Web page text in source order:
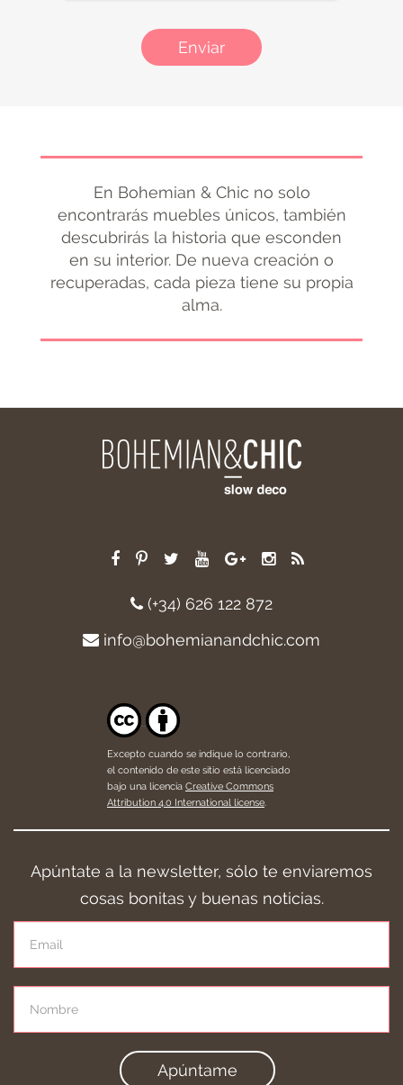
Enviar
En Bohemian & Chic no solo
encontrarás muebles únicos, también
descubrirás la historia que esconden
en su interior. De nueva creación o
recuperadas, cada pieza tiene su propia
alma.
(+34) 626 122 872
info@bohemianandchic.com
Excepto cuando se indique lo contrario,
el contenido de este sitio está licenciado
bajo una licencia Creative Commons
Attribution 4.0 International license.
Apúntate a la newsletter, sólo te enviaremos
cosas bonitas y buenas noticias.
Apúntame